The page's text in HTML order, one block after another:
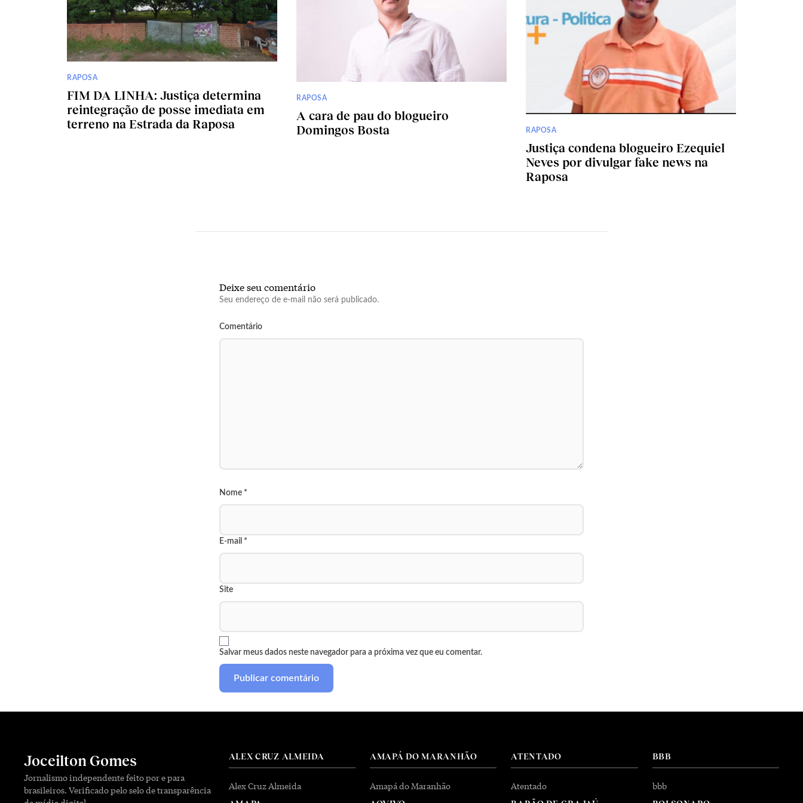
RAPOSA
FIM DA LINHA: Justiça determina
reintegração de posse imediata em
terreno na Estrada da Raposa
RAPOSA
A cara de pau do blogueiro
Domingos Bosta
RAPOSA
Justiça condena blogueiro Ezequiel
Neves por divulgar fake news na
Raposa
Deixe seu comentário
Seu endereço de e-mail não será publicado.
Comentário
Nome *
E-mail *
Site
Salvar meus dados neste navegador para a próxima vez que eu comentar.
Joceilton Gomes
Jornalismo independente feito por e para
brasileiros. Verificado pelo selo de transparência
ALEX CRUZ ALMEIDA
Alex Cruz Almeida
AMAPÁ DO MARANHÃO
Amapá do Maranhão
ATENTADO
Atentado
BBB
bbb